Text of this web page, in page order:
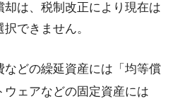
却は、税制改正により現在は
択できません。
などの繰延資産には「均等償
ェアなどの固定資産には